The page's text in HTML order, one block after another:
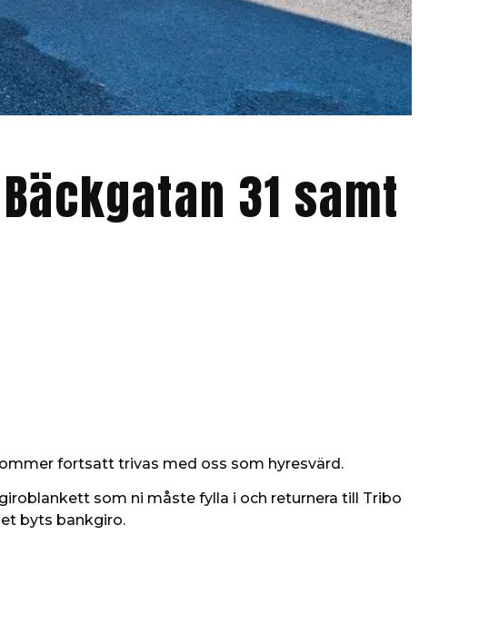
31 samt
fortsatt trivas med oss som hyresvärd.
som ni måste fylla i och returnera till Tribo
byts bankgiro.